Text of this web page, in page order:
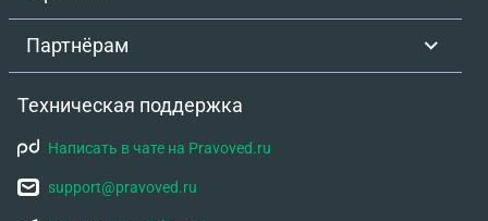
Партнёрам
Техническая поддержка
Написать в чате на Pravoved.ru
support@pravoved.ru